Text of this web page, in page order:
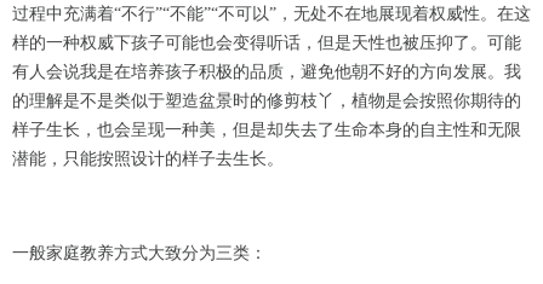
过程中充满着“不行”“不能”“不可以”，无处不在地展现着权威性。在这
样的一种权威下孩子可能也会变得听话，但是天性也被压抑了。可能
有人会说我是在培养孩子积极的品质，避免他朝不好的方向发展。我
的理解是不是类似于塑造盆景时的修剪枝丫，植物是会按照你期待的
样子生长，也会呈现一种美，但是却失去了生命本身的自主性和无限
潜能，只能按照设计的样子去生长。
一般家庭教养方式大致分为三类：